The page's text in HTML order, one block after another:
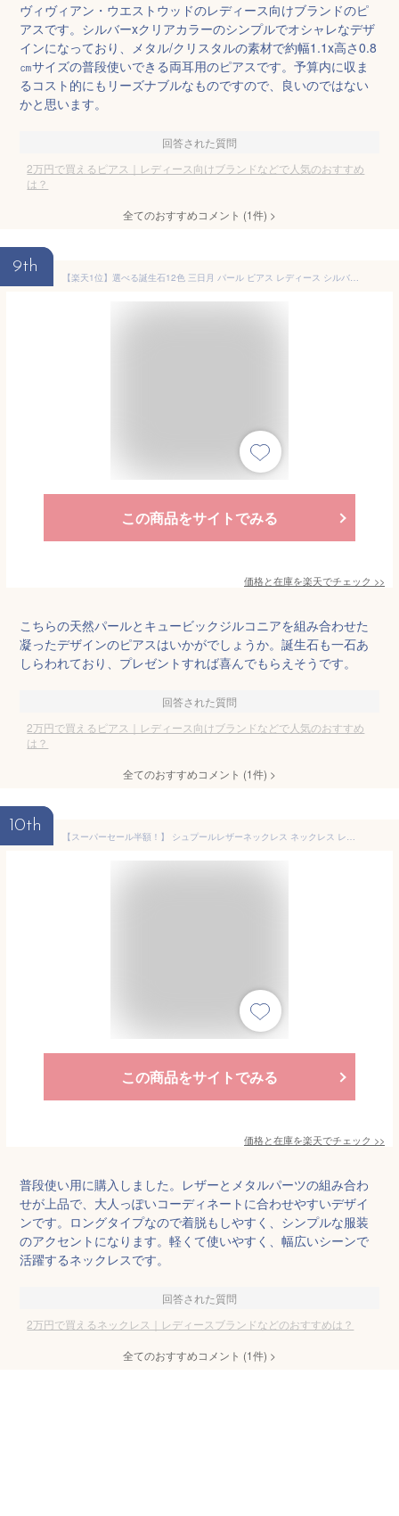
ヴィヴィアン・ウエストウッドのレディース向けブランドのピ
アスです。シルバーxクリアカラーのシンプルでオシャレなデザ
インになっており、メタル/クリスタルの素材で約幅1.1x高さ0.8
㎝サイズの普段使いできる両耳用のピアスです。予算内に収ま
るコスト的にもリーズナブルなものですので、良いのではない
かと思います。
回答された質問
2万円で買えるピアス｜レディース向けブランドなどで人気のおすすめ
は？
全てのおすすめコメント (1件) >
9th
【楽天1位】選べる誕生石12色 三日月 パール ピアス レディース シルバー ピアス ダイヤモンド 未来天使 ピアスMIE3129PL シンプル ギフト 誕生日 女性 一粒パール 彼女 プレゼント 彼女 誕生日プレゼント 女性
この商品をサイトでみる
価格と在庫を楽天でチェック >>
こちらの天然パールとキュービックジルコニアを組み合わせた
凝ったデザインのピアスはいかがでしょうか。誕生石も一石あ
しらわれており、プレゼントすれば喜んでもらえそうです。
回答された質問
2万円で買えるピアス｜レディース向けブランドなどで人気のおすすめ
は？
全てのおすすめコメント (1件) >
10th
【スーパーセール半額！】 シュプールレザーネックレス ネックレス レザー 革紐 ゴールド シルバー ブラック ブラウン ホワイト ロング ロングネックレス 大ぶり おしゃれ レディース 女性 大人 50代 金属アレルギー 金アレ 【永久保証】
この商品をサイトでみる
価格と在庫を楽天でチェック >>
普段使い用に購入しました。レザーとメタルパーツの組み合わ
せが上品で、大人っぽいコーディネートに合わせやすいデザイ
ンです。ロングタイプなので着脱もしやすく、シンプルな服装
のアクセントになります。軽くて使いやすく、幅広いシーンで
活躍するネックレスです。
回答された質問
2万円で買えるネックレス｜レディースブランドなどのおすすめは？
全てのおすすめコメント (1件) >